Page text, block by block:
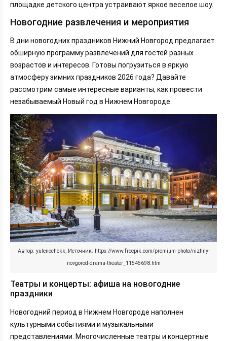
площадке детского центра устраивают яркое веселое шоу.
Новогодние развлечения и мероприятия
В дни новогодних праздников Нижний Новгород предлагает
обширную программу развлечений для гостей разных
возрастов и интересов. Готовы погрузиться в яркую
атмосферу зимних праздников 2026 года? Давайте
рассмотрим самые интересные варианты, как провести
незабываемый Новый год в Нижнем Новгороде.
Автор: yulenochekk, Источник: https://www.freepik.com/premium-photo/nizhny-
novgorod-drama-theater_11545698.htm
Театры и концерты: афиша на новогодние
праздники
Новогодний период в Нижнем Новгороде наполнен
культурными событиями и музыкальными
представлениями. Многочисленные театры и концертные